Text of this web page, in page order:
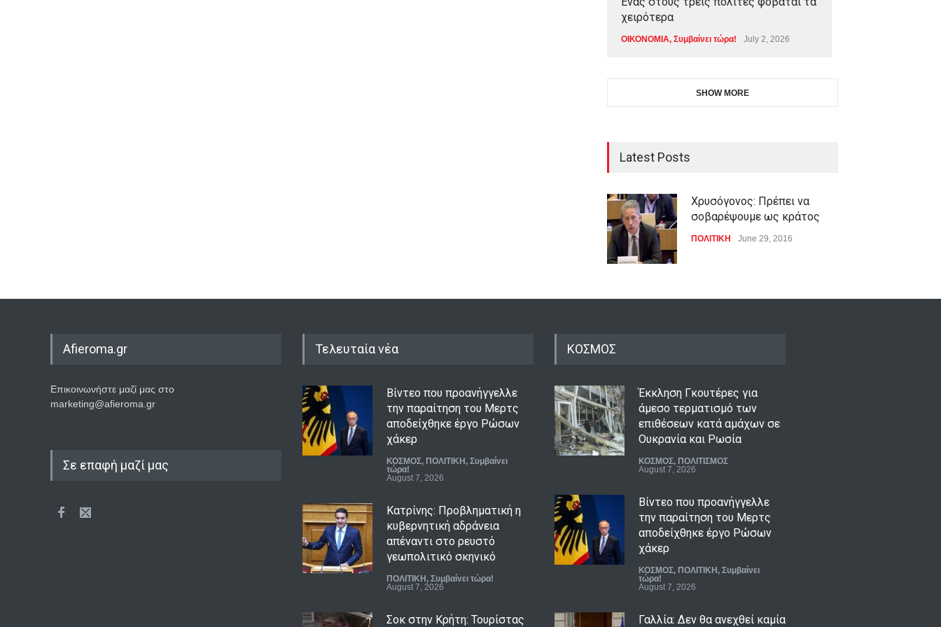
χειρότερα
ΟΙΚΟΝΟΜΙΑ, Συμβαίνει τώρα! July 2, 2026
SHOW MORE
Latest Posts
Χρυσόγονος: Πρέπει να
σοβαρέψουμε ως κράτος
ΠΟΛΙΤΙΚΗ June 29, 2016
Afieroma.gr
Επικοινωνήστε μαζί μας στο
marketing@afieroma.gr
Σε επαφή μαζί μας
Τελευταία νέα
Βίντεο που προανήγγελλε
την παραίτηση του Μερτς
αποδείχθηκε έργο Ρώσων
χάκερ
ΚΟΣΜΟΣ, ΠΟΛΙΤΙΚΗ , Συμβαίνει
τώρα!
August 7, 2026
Κατρίνης: Προβληματική η
κυβερνητική αδράνεια
απέναντι στο ρευστό
γεωπολιτικό σκηνικό
ΠΟΛΙΤΙΚΗ , Συμβαίνει τώρα!
August 7, 2026
Σοκ στην Κρήτη: Τουρίστας
ΚΟΣΜΟΣ
Έκκληση Γκουτέρες για
άμεσο τερματισμό των
επιθέσεων κατά αμάχων σε
Ουκρανία και Ρωσία
ΚΟΣΜΟΣ, ΠΟΛΙΤΙΣΜΟΣ
August 7, 2026
Βίντεο που προανήγγελλε
την παραίτηση του Μερτς
αποδείχθηκε έργο Ρώσων
χάκερ
ΚΟΣΜΟΣ, ΠΟΛΙΤΙΚΗ , Συμβαίνει
τώρα!
August 7, 2026
Γαλλία: Δεν θα ανεχθεί καμία